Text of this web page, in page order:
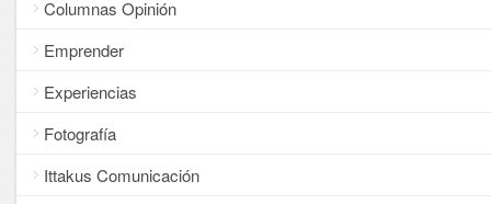
Columnas Opinión
Emprender
Experiencias
Fotografía
Ittakus Comunicación